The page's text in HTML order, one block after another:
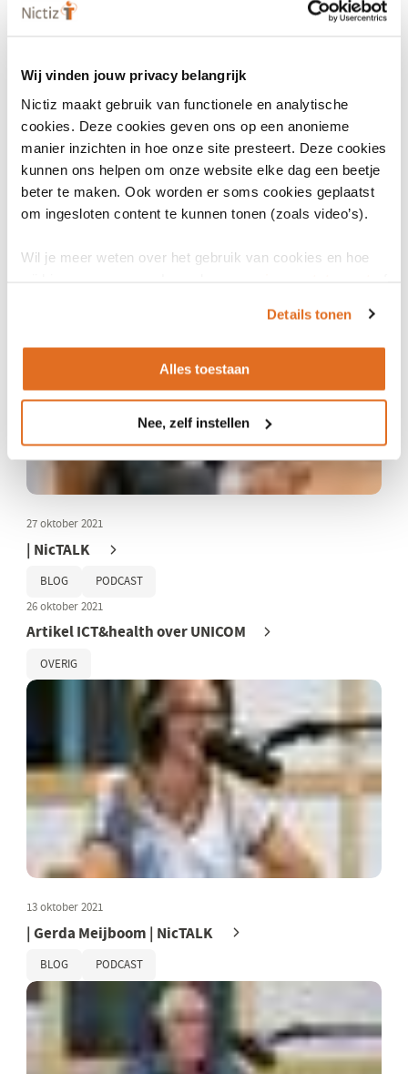
Wij vinden jouw privacy belangrijk
Nictiz maakt gebruik van functionele en analytische
cookies. Deze cookies geven ons op een anonieme
manier inzichten in hoe onze site presteert. Deze cookies
kunnen ons helpen om onze website elke dag een beetje
beter te maken. Ook worden er soms cookies geplaatst
om ingesloten content te kunnen tonen (zoals video’s).
Wil je meer weten over het gebruik van cookies en hoe
Details tonen
Alles toestaan
Nee, zelf instellen
28 oktober 2021
Factsheet API’s in de zorg
27 oktober 2021
| NicTALK
BLOG
PODCAST
26 oktober 2021
Artikel ICT&health over UNICOM
OVERIG
13 oktober 2021
| Gerda Meijboom | NicTALK
BLOG PODCAST